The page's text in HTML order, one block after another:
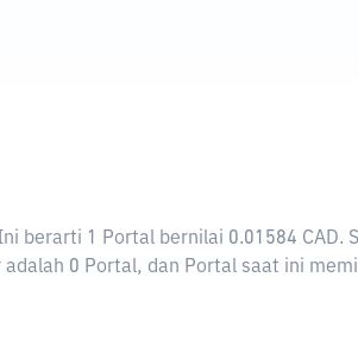
berarti 1 Portal bernilai 0.01584 CAD.
0 Portal, dan Portal saat ini